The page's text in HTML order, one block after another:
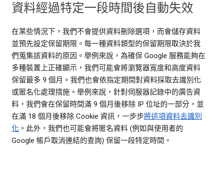
資料經過特定一段時間後自動失效
在某些情況下，我們不會提供資料刪除選項，而會儲存資料
並預先設定保留期限。每一種資料類型的保留期限取決於我
們蒐集該資料的原因。舉例來說，為確保 Google 服務能夠在
多種裝置上正確顯示，我們可能會將瀏覽器寬度和高度資料
保留最多 9 個月。我們也會依指定期間對資料採取去識別化
或匿名化處理措施。舉例來說，針對伺服器記錄中的廣告資
料，我們會在保留時間滿 9 個月後移除 IP 位址的一部分，並
在滿 18 個月後移除 Cookie 資訊，一步步將這項資料去識別
化 。此外，我們也可能會將匿名資料 (例如與使用者的
Google 帳戶取消連結的查詢) 保留一段特定時間。